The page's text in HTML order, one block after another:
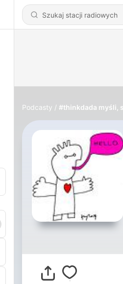
Podcasty #thinkdada myśli,